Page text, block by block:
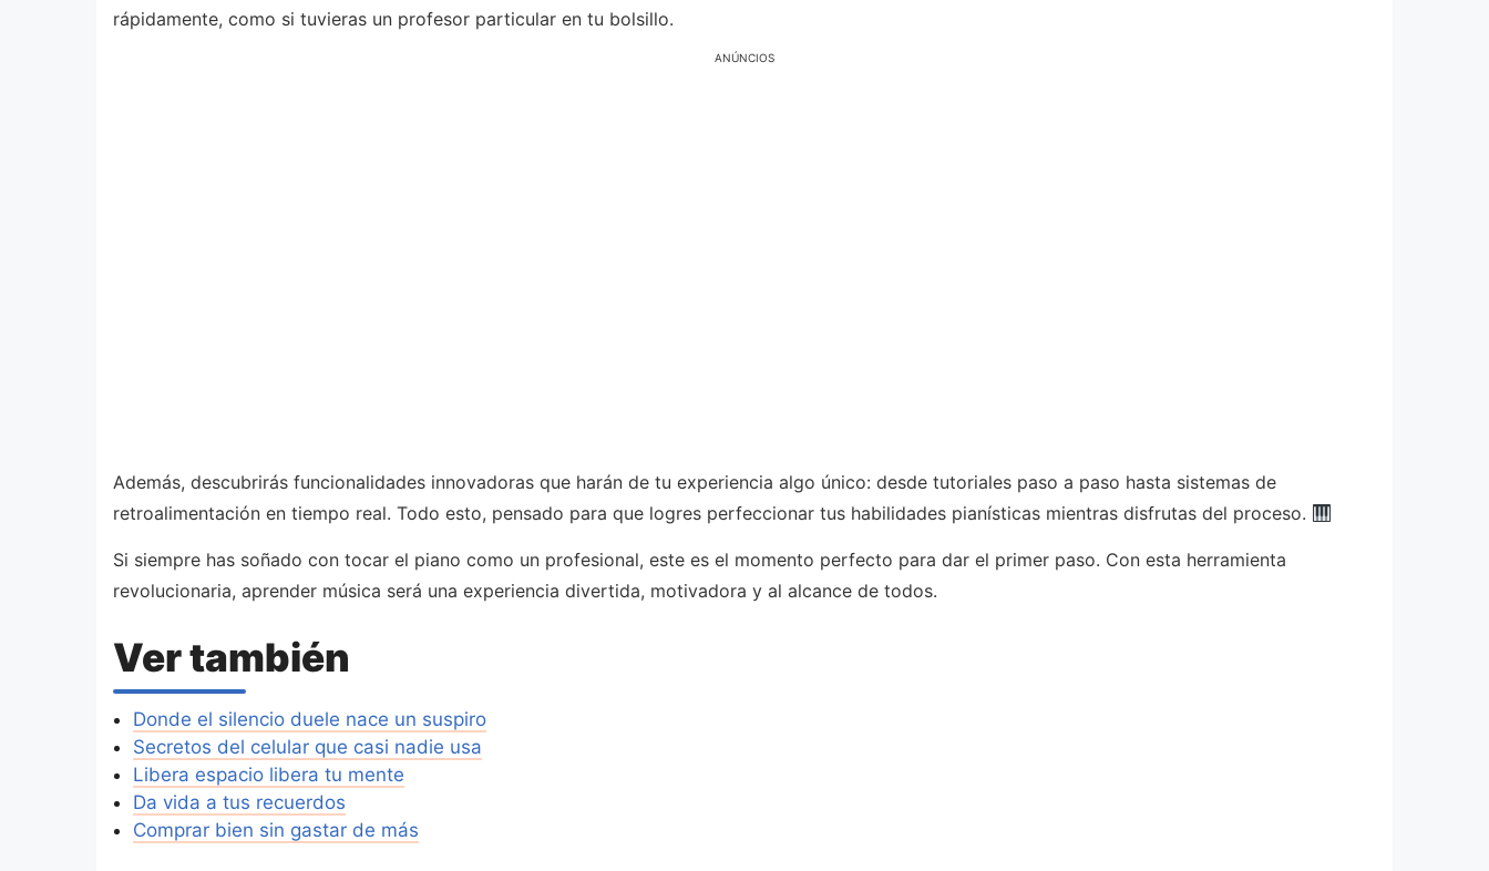
rápidamente, como si tuvieras un profesor particular en tu bolsillo.
ANÚNCIOS
Además, descubrirás funcionalidades innovadoras que harán de tu experiencia algo único: desde tutoriales paso a paso hasta sistemas de
retroalimentación en tiempo real. Todo esto, pensado para que logres perfeccionar tus habilidades pianísticas mientras disfrutas del proceso.
Si siempre has soñado con tocar el piano como un profesional, este es el momento perfecto para dar el primer paso. Con esta herramienta
revolucionaria, aprender música será una experiencia divertida, motivadora y al alcance de todos.
Ver también
Donde el silencio duele nace un suspiro
Secretos del celular que casi nadie usa
Libera espacio libera tu mente
Da vida a tus recuerdos
Comprar bien sin gastar de más